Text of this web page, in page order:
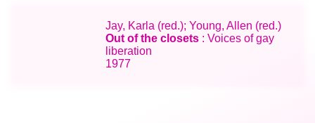
Jay, Karla (red.); Young, Allen (red.)
Out of the closets : Voices of gay
liberation
1977